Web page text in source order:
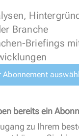
Branche
Briefings
Abonnement
bereits ein
zu Ihrem